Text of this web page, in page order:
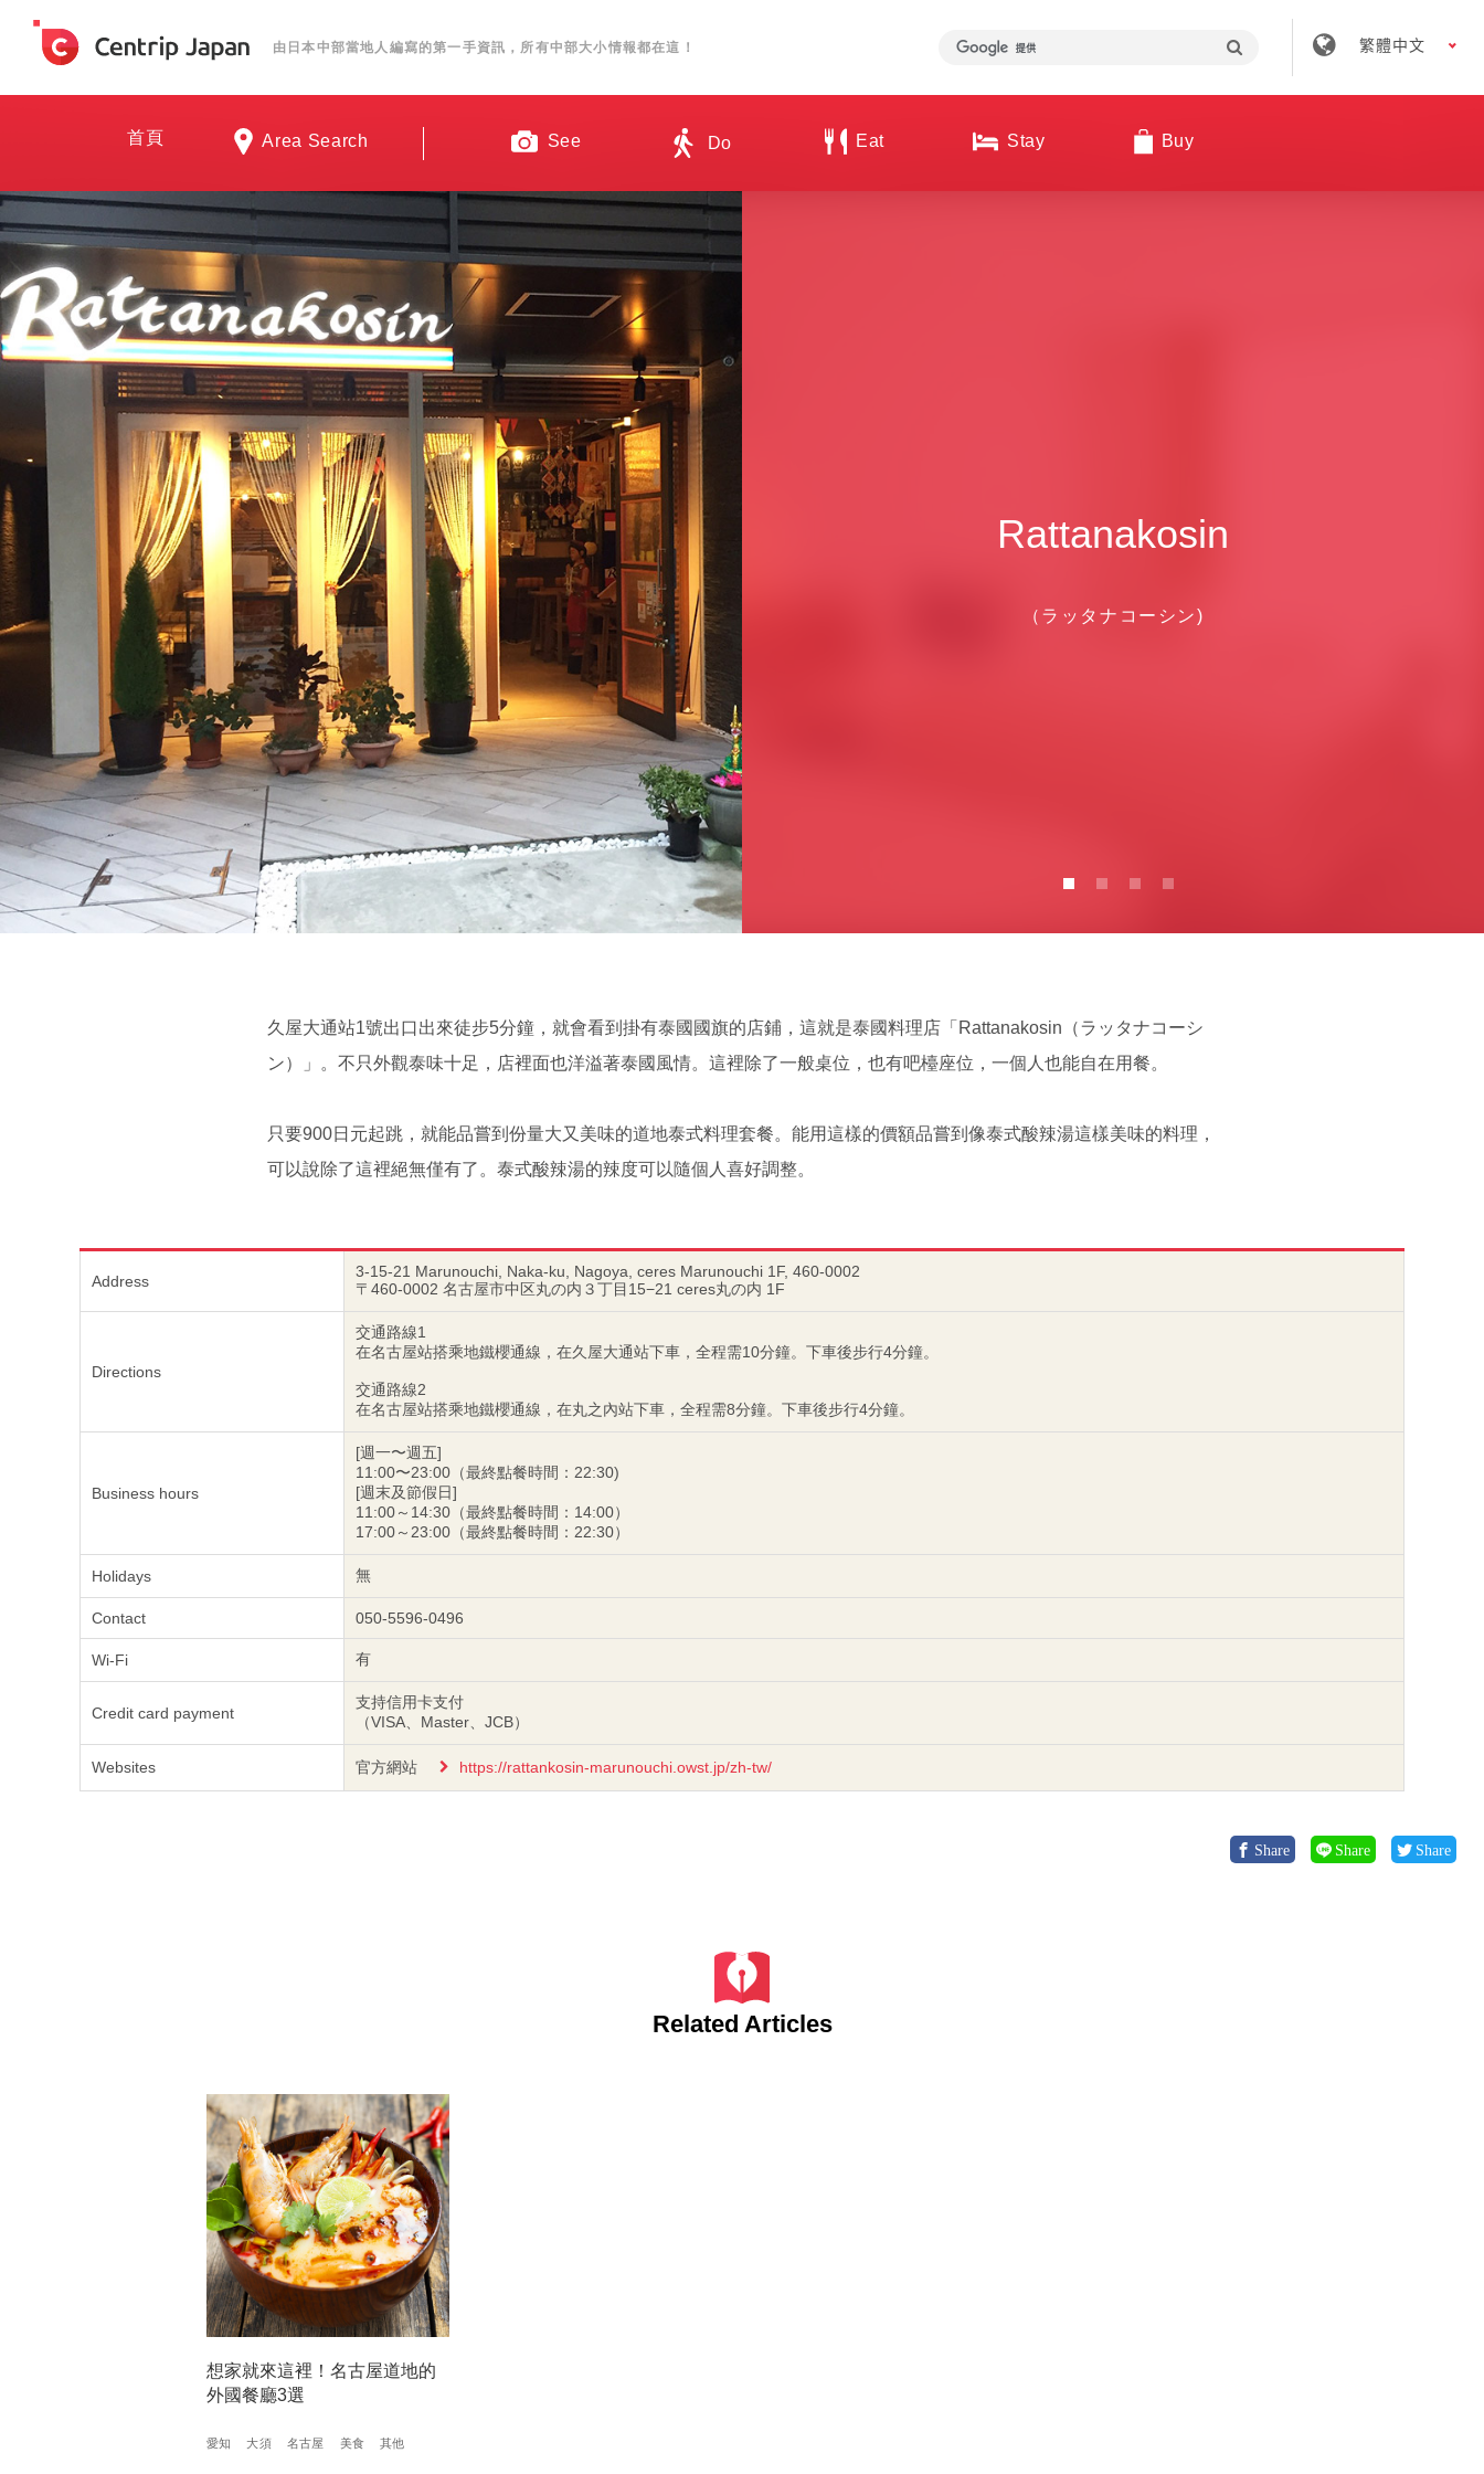
由日本中部當地人編寫的第一手資訊，所有中部大小情報都在這！ 繁體中文
首頁 Area Search See Do Eat Stay Buy
Rattanakosin
（ラッタナコーシン)
久屋大通站1號出口出來徒步5分鐘，就會看到掛有泰國國旗的店鋪，這就是泰國料理店「Rattanakosin（ラッタナコーシ
ン）」。不只外觀泰味十足，店裡面也洋溢著泰國風情。這裡除了一般桌位，也有吧檯座位，一個人也能自在用餐。
只要900日元起跳，就能品嘗到份量大又美味的道地泰式料理套餐。能用這樣的價額品嘗到像泰式酸辣湯這樣美味的料理，
可以說除了這裡絕無僅有了。泰式酸辣湯的辣度可以隨個人喜好調整。
Address
3-15-21 Marunouchi, Naka-ku, Nagoya, ceres Marunouchi 1F, 460-0002
〒460-0002 名古屋市中区丸の内３丁目15−21 ceres丸の内 1F
Directions
交通路線1
在名古屋站搭乘地鐵櫻通線，在久屋大通站下車，全程需10分鐘。下車後步行4分鐘。
交通路線2
在名古屋站搭乘地鐵櫻通線，在丸之內站下車，全程需8分鐘。下車後步行4分鐘。
Business hours
[週一〜週五]
11:00〜23:00（最終點餐時間：22:30)
[週末及節假日]
11:00～14:30（最終點餐時間：14:00）
17:00～23:00（最終點餐時間：22:30）
Holidays 無
Contact 050-5596-0496
Wi-Fi 有
Credit card payment
支持信用卡支付
（VISA、Master、JCB）
Websites 官方網站 https://rattankosin-marunouchi.owst.jp/zh-tw/
Share Share Share
Related Articles
想家就來這裡！名古屋道地的
外國餐廳3選
愛知 大須 名古屋 美食 其他